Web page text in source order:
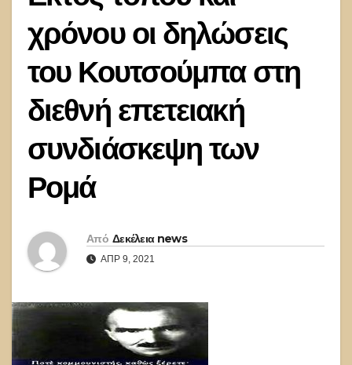
χρόνου οι δηλώσεις
του Κουτσούμπα στη
διεθνή επετειακή
συνδιάσκεψη των
Ρομά
Από Δεκέλεια news
ΑΠΡ 9, 2021